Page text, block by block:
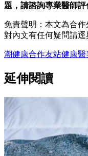
題，請諮詢專業醫師評
免責聲明：本文為合
對內文有任何疑問請逕
潮健康合作友站健康醫
延伸閱讀